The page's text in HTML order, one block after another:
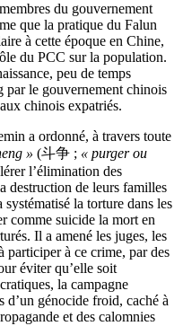
du gouvernement
que la pratique du Falun
à cette époque en Chine,
du PCC sur la population.
peu de temps
par le gouvernement chinois
chinois expatriés.
a ordonné, à travers toute
» (斗争 ; « purger ou
l’élimination des
destruction de leurs familles
la torture dans les
comme suicide la mort en
Il a amené les juges, les
participer à ce crime, par des
éviter qu’elle soit
la campagne
d’un génocide froid, caché à
et des calomnies